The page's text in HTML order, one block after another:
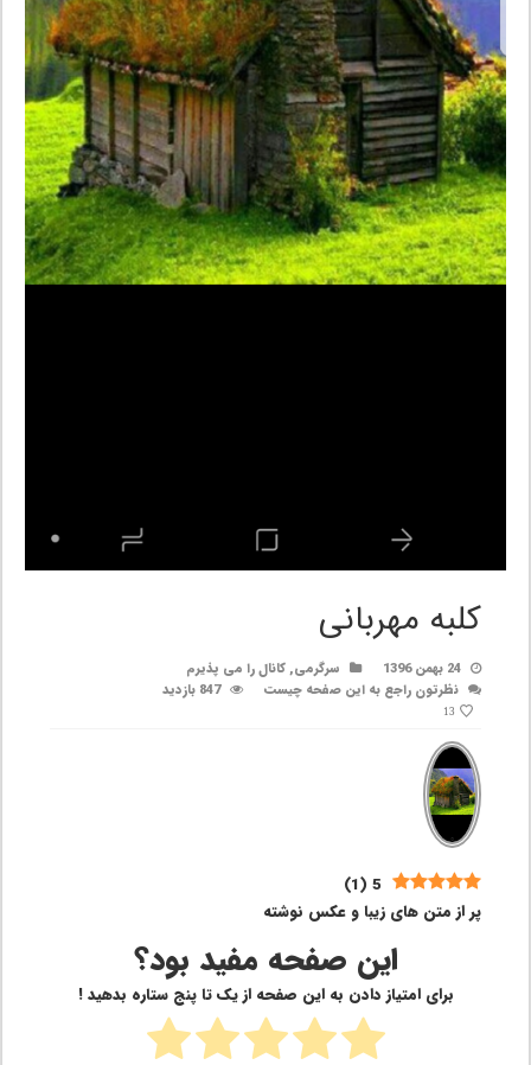
کلبه مهربانی
24 بهمن 1396 سرگرمی,کانال را می پذیرم
نظرتون راجع به این صفحه چیست
847 بازدید
13
5
(
1
)
پر از متن های زیبا و عکس نوشته
این صفحه مفید بود؟
برای امتیاز دادن به این صفحه از یک تا پنج ستاره بدهید !